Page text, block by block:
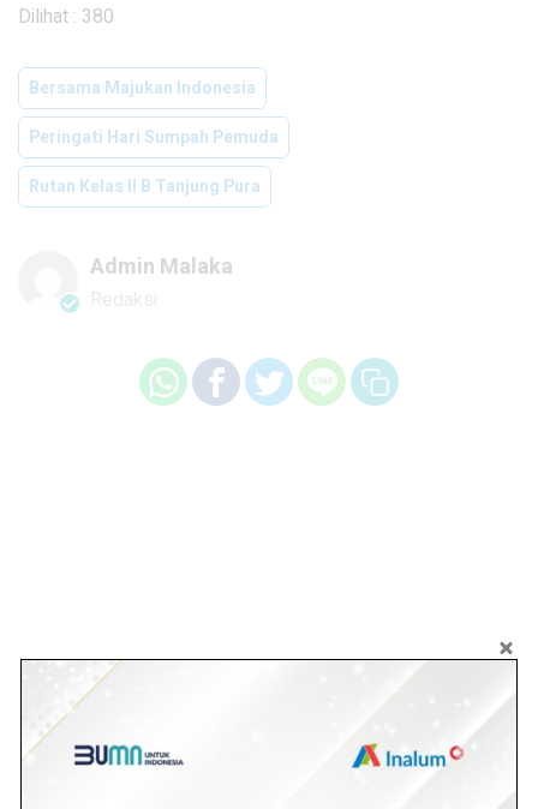
Dilihat : 380
Bersama Majukan Indonesia
Peringati Hari Sumpah Pemuda
Rutan Kelas II B Tanjung Pura
Admin Malaka